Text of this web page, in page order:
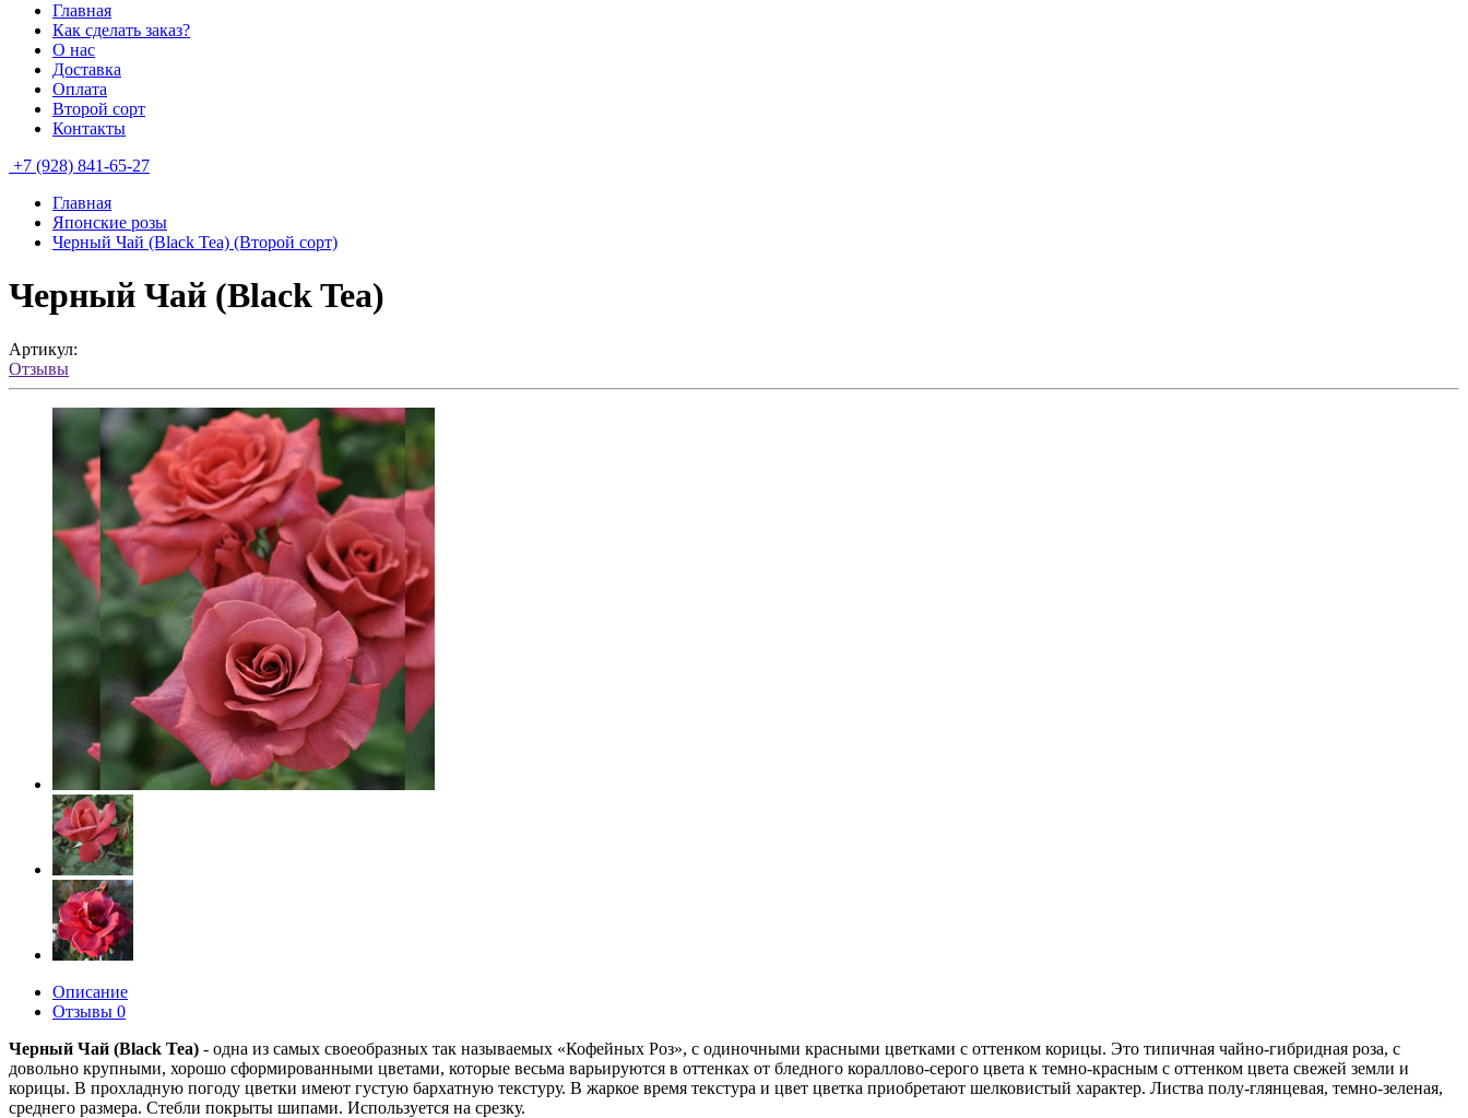
Главная
Как сделать заказ?
О нас
Доставка
Оплата
Второй сорт
Контакты
+7 (928) 841-65-27
Главная
Японские розы
Черный Чай (Black Tea) (Второй сорт)
Черный Чай (Black Tea)
Артикул:
Отзывы
Описание
Отзывы 0
Черный Чай (Black Tea) - одна из самых своеобразных так называемых «Кофейных Роз», с одиночными красными цветками с оттенком корицы. Это типичная чайно-гибридная роза, с
довольно крупными, хорошо сформированными цветами, которые весьма варьируются в оттенках от бледного кораллово-серого цвета к темно-красным с оттенком цвета свежей земли и
корицы. В прохладную погоду цветки имеют густую бархатную текстуру. В жаркое время текстура и цвет цветка приобретают шелковистый характер. Листва полу-глянцевая, темно-зеленая,
среднего размера. Стебли покрыты шипами. Используется на срезку.